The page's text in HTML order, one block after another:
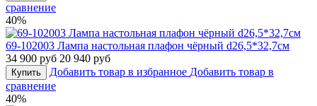
сравнение
40%
69-102003 Лампа настольная плафон чёрный d26,5*32,7см
34 900 руб 20 940 руб
Купить Добавить товар в избранное Добавить товар в
сравнение
40%